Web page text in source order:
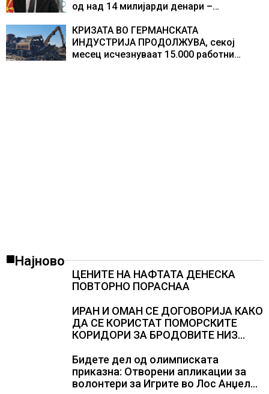
од над 14 милијарди денари –
резултати
КРИЗАТА ВО ГЕРМАНСКАТА
ИНДУСТРИЈА ПРОДОЛЖУВА, секој
месец исчезнуваат 15.000 работни
Најново
ЦЕНИТЕ НА НАФТАТА ДЕНЕСКА
ПОВТОРНО ПОРАСНАА
ИРАН И ОМАН СЕ ДОГОВОРИЈА КАКО
ДА СЕ КОРИСТАТ ПОМОРСКИТЕ
КОРИДОРИ ЗА БРОДОВИТЕ НИЗ
Бидете дел од олимписката
приказна: Отворени апликации за
волонтери за Игрите во Лос Анџелес